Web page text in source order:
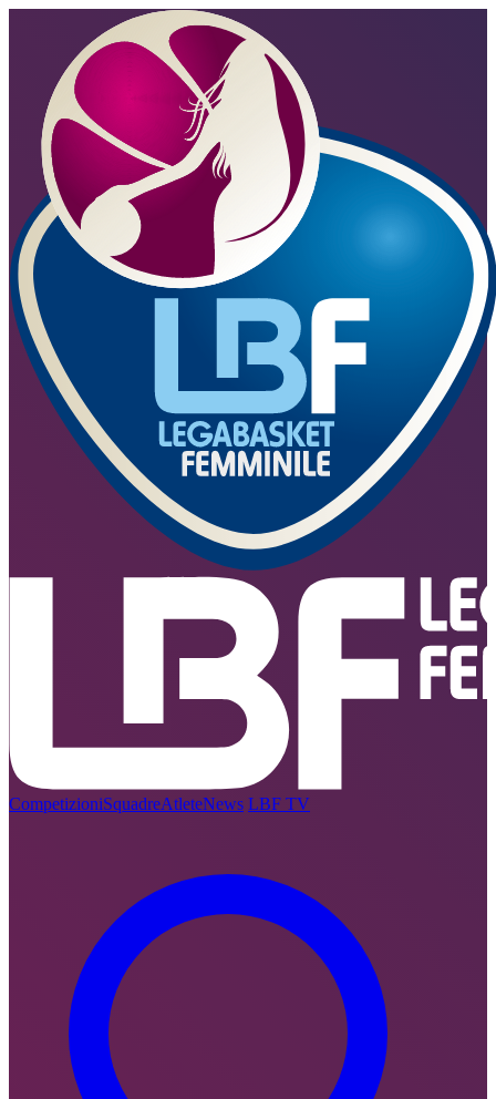
CompetizioniSquadreAtleteNews LBF TV